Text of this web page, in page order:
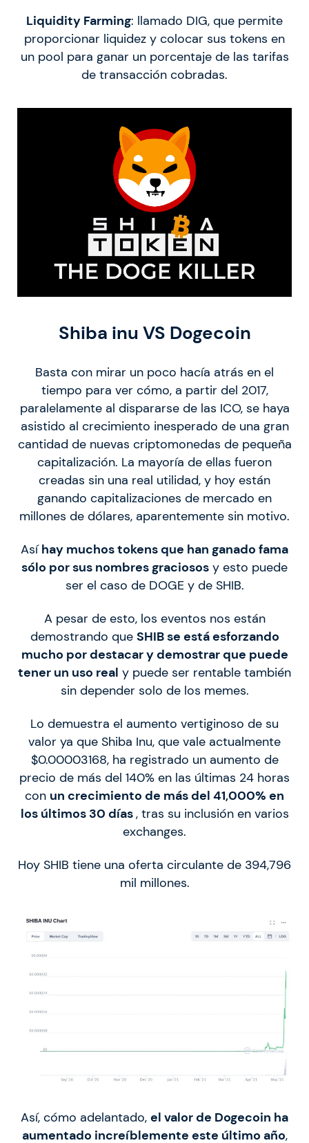
Liquidity Farming: llamado DIG, que permite
proporcionar liquidez y colocar sus tokens en
un pool para ganar un porcentaje de las tarifas
de transacción cobradas.
Shiba inu VS Dogecoin
Basta con mirar un poco hacía atrás en el
tiempo para ver cómo, a partir del 2017,
paralelamente al dispararse de las ICO, se haya
asistido al crecimiento inesperado de una gran
cantidad de nuevas criptomonedas de pequeña
capitalización. La mayoría de ellas fueron
creadas sin una real utilidad, y hoy están
ganando capitalizaciones de mercado en
millones de dólares, aparentemente sin motivo.
Asíhay muchos tokens que han ganado fama
sólo por sus nombres graciosos y esto puede
ser el caso de DOGE y de SHIB.
A pesar de esto, los eventos nos están
demostrando que SHIB se está esforzando
mucho por destacar y demostrar que puede
tener un uso real y puede ser rentable también
sin depender solo de los memes.
Lo demuestra el aumento vertiginoso de su
valor ya que Shiba Inu, que vale actualmente
$0.00003168, ha registrado un aumento de
precio de más del 140% en las últimas 24 horas
con un crecimiento de más del 41,000% en
los últimos 30 días, tras su inclusión en varios
exchanges.
Hoy SHIB tiene una oferta circulante de 394,796
mil millones.
Así, cómo adelantado, el valor de Dogecoin ha
aumentado increíblemente este último año,